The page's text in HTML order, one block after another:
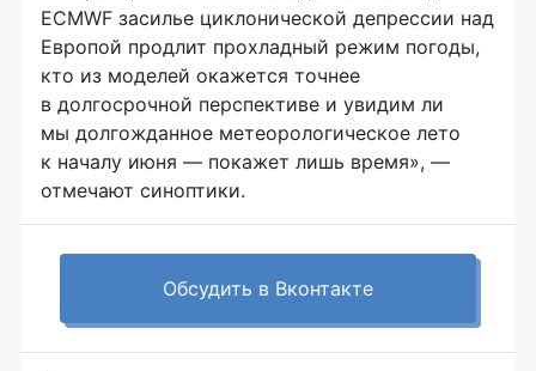
ECMWF засилье циклонической депрессии над
Европой продлит прохладный режим погоды,
кто из моделей окажется точнее
в долгосрочной перспективе и увидим ли
мы долгожданное метеорологическое лето
к началу июня — покажет лишь время», —
отмечают синоптики.
Обсудить в Вконтакте